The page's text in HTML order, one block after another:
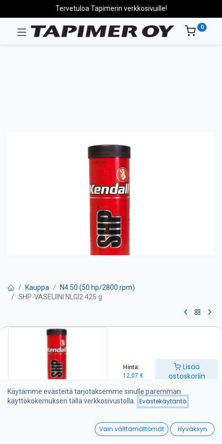
Hinta:
12,07 €
Lisää
ostoskoriin
Wishlist
Tervetuloa Tapimerin verkkosivuille!
0
Kauppa
N4.50 (50 hp/2800 rpm)
SHP-VASELIINI NLGI2 425 g
SHP-VASELIINI NLGI2 425 g
Nivelet, tapit, holkit, ristikot, laakerit; tällä yhdellä tuotteella voit
hoitaa lähes kaiken voitelun, joka tapahtuu rasvanippojen kautta.
NLGI #2. Huippuluokan voitelurasva alustanvoiteluun,
pyöränlaakereihin, kääntökehiin, palloniveliin, nivelristikoihin,
murskaimiin, kuljettimiin ja laakereihin.
Kalsiumsulfonaattipohjainen rasva, joka suojaa ja voitelee
erinomaisesti myös kosteissa ja märissä olosuhteissa.
Käyttölämpötila-alue -34 °C - + 177 °C.
Käytämme evästeitä tarjotaksemme sinulle paremman
käyttökokemuksen tällä verkkosivustolla.
Evästekäytäntö
Vain välttämättömät Hyväksyn